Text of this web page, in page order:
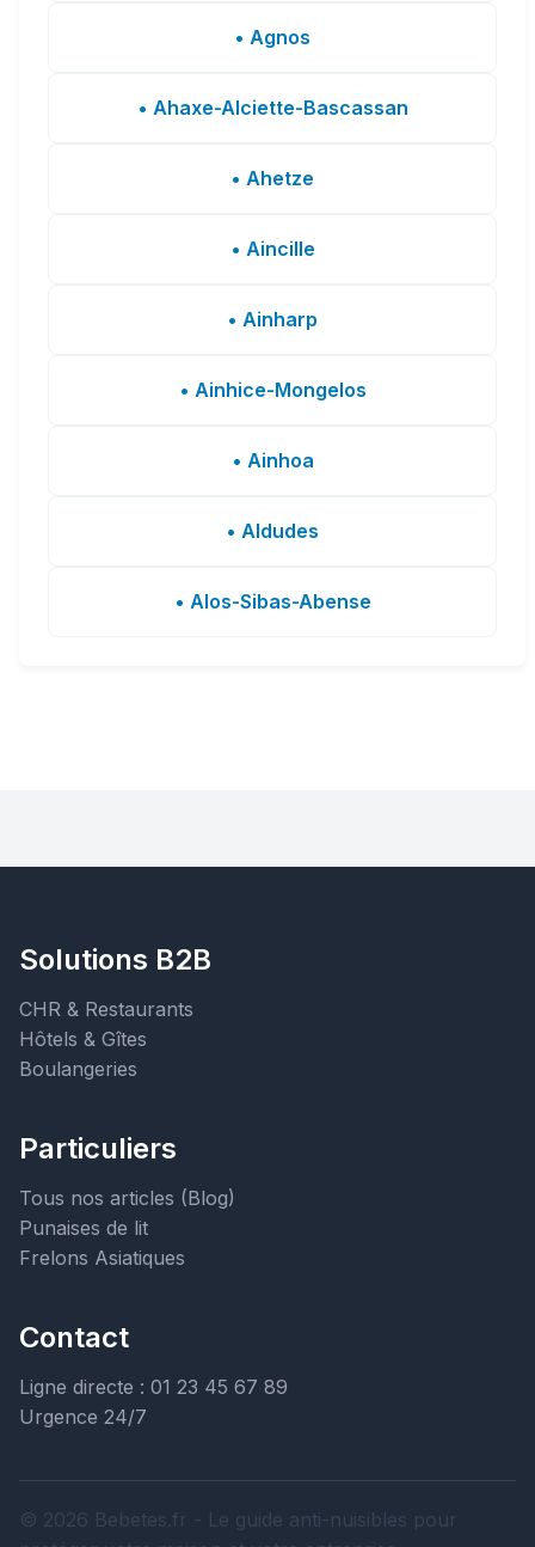
• Agnos
• Ahaxe-Alciette-Bascassan
• Ahetze
• Aincille
• Ainharp
• Ainhice-Mongelos
• Ainhoa
• Aldudes
• Alos-Sibas-Abense
Solutions B2B
CHR & Restaurants
Hôtels & Gîtes
Boulangeries
Particuliers
Tous nos articles (Blog)
Punaises de lit
Frelons Asiatiques
Contact
Ligne directe : 01 23 45 67 89
Urgence 24/7
© 2026 Bebetes.fr - Le guide anti-nuisibles pour